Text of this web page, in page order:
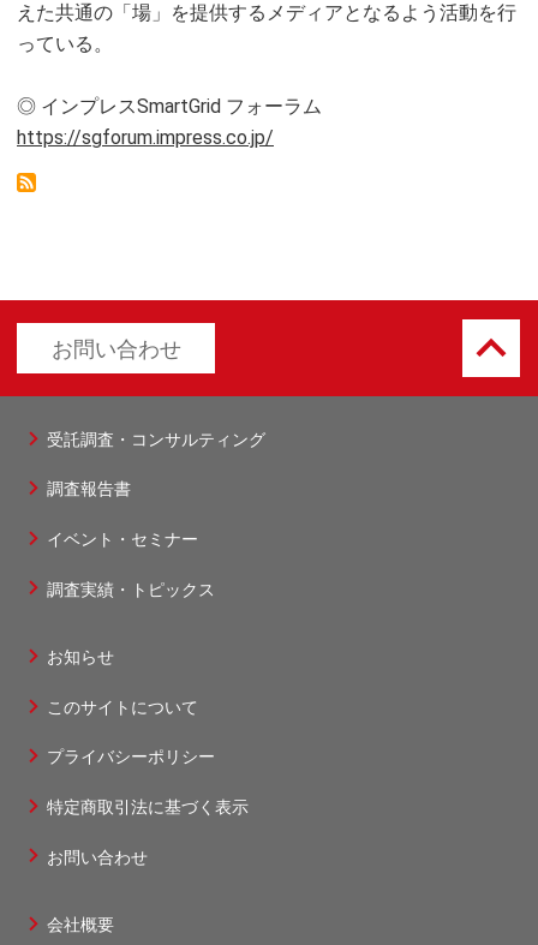
えた共通の「場」を提供するメディアとなるよう活動を行
っている。
◎ インプレスSmartGrid フォーラム
https://sgforum.impress.co.jp/
お問い合わせ keyboard_arrow_up
ッ
タ
1
受託調査・コンサルティング
調査報告書
イベント・セミナー
調査実績・トピックス
ッ
タ
2
お知らせ
このサイトについて
プライバシーポリシー
特定商取引法に基づく表示
お問い合わせ
会社概要